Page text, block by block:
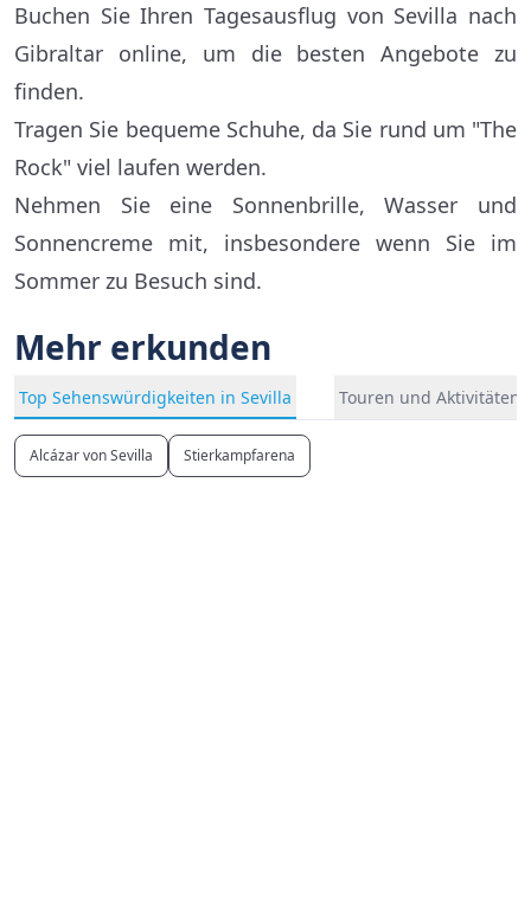
Buchen Sie Ihren Tagesausflug von Sevilla nach
Gibraltar online, um die besten Angebote zu
finden.
Tragen Sie bequeme Schuhe, da Sie rund um "The
Rock" viel laufen werden.
Nehmen Sie eine Sonnenbrille, Wasser und
Sonnencreme mit, insbesondere wenn Sie im
Sommer zu Besuch sind.
Mehr erkunden
Top Sehenswürdigkeiten in Sevilla Touren und Aktivitäten
Alcázar von Sevilla Stierkampfarena